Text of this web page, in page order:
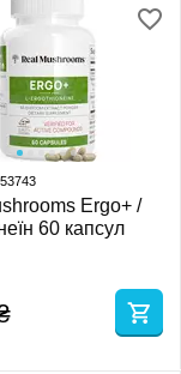
Ergo+ /
60 капсул